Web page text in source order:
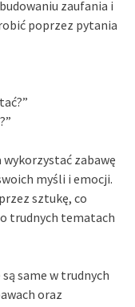
zaufania i
poprzez pytania
wykorzystać zabawę
myśli i emocji.
sztukę, co
trudnych tematach
same w trudnych
oraz